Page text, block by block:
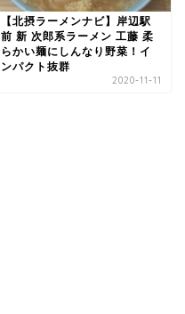
【北摂ラーメンナビ】岸辺駅
前 新 次郎系ラーメン 工藤 柔
らかい麺にしんなり野菜！イ
ンパクト抜群
2020-11-11